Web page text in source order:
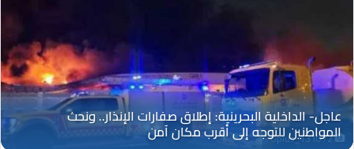
Oplus_131072